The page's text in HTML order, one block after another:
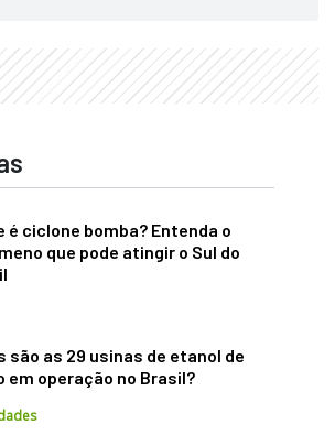
é ciclone bomba? Entenda o
que pode atingir o Sul do
são as 29 usinas de etanol de
em operação no Brasil?